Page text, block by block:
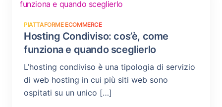
PIATTAFORME ECOMMERCE
Hosting Condiviso: cos’è, come
funziona e quando sceglierlo
L’hosting condiviso è una tipologia di servizio
di web hosting in cui più siti web sono
ospitati su un unico […]